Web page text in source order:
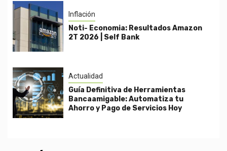
Inflación
Noti- Economia: Resultados Amazon
2T 2026 | Self Bank
Actualidad
Guía Definitiva de Herramientas
Bancaamigable: Automatiza tu
Ahorro y Pago de Servicios Hoy